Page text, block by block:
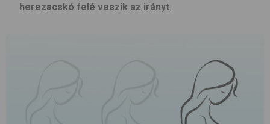
herezacskó felé veszik az irányt